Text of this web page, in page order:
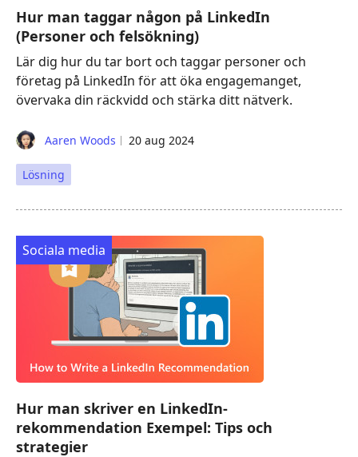
Hur man taggar någon på LinkedIn
(Personer och felsökning)
Lär dig hur du tar bort och taggar personer och
företag på LinkedIn för att öka engagemanget,
övervaka din räckvidd och stärka ditt nätverk.
Aaren Woods 20 aug 2024
Lösning
Sociala media
Hur man skriver en LinkedIn-
rekommendation Exempel: Tips och
strategier